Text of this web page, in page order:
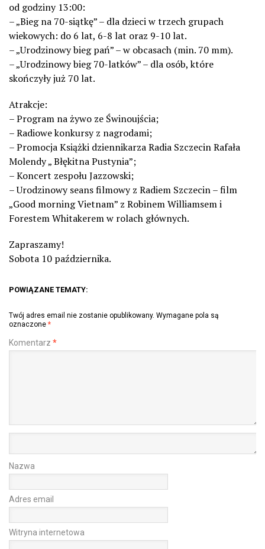
od godziny 13:00:
– „Bieg na 70-siątkę” – dla dzieci w trzech grupach
wiekowych: do 6 lat, 6-8 lat oraz 9-10 lat.
– „Urodzinowy bieg pań” – w obcasach (min. 70 mm).
– „Urodzinowy bieg 70-latków” – dla osób, które
skończyły już 70 lat.
Atrakcje:
– Program na żywo ze Świnoujścia;
– Radiowe konkursy z nagrodami;
– Promocja Książki dziennikarza Radia Szczecin Rafała
Molendy „ Błękitna Pustynia”;
– Koncert zespołu Jazzowski;
– Urodzinowy seans filmowy z Radiem Szczecin – film
„Good morning Vietnam” z Robinem Williamsem i
Forestem Whitakerem w rolach głównych.
Zapraszamy!
Sobota 10 października.
POWIĄZANE TEMATY:
Twój adres email nie zostanie opublikowany. Wymagane pola są
oznaczone *
Komentarz *
Nazwa
Adres email
Witryna internetowa